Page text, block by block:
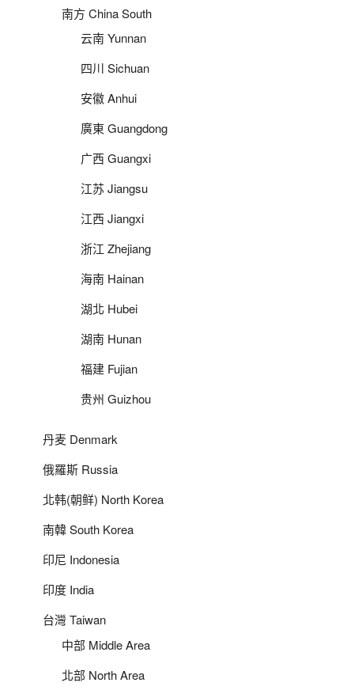
南方 China South
云南 Yunnan
四川 Sichuan
安徽 Anhui
廣東 Guangdong
广西 Guangxi
江苏 Jiangsu
江西 Jiangxi
浙江 Zhejiang
海南 Hainan
湖北 Hubei
湖南 Hunan
福建 Fujian
贵州 Guizhou
丹麦 Denmark
俄羅斯 Russia
北韩(朝鲜) North Korea
南韓 South Korea
印尼 Indonesia
印度 India
台灣 Taiwan
中部 Middle Area
北部 North Area